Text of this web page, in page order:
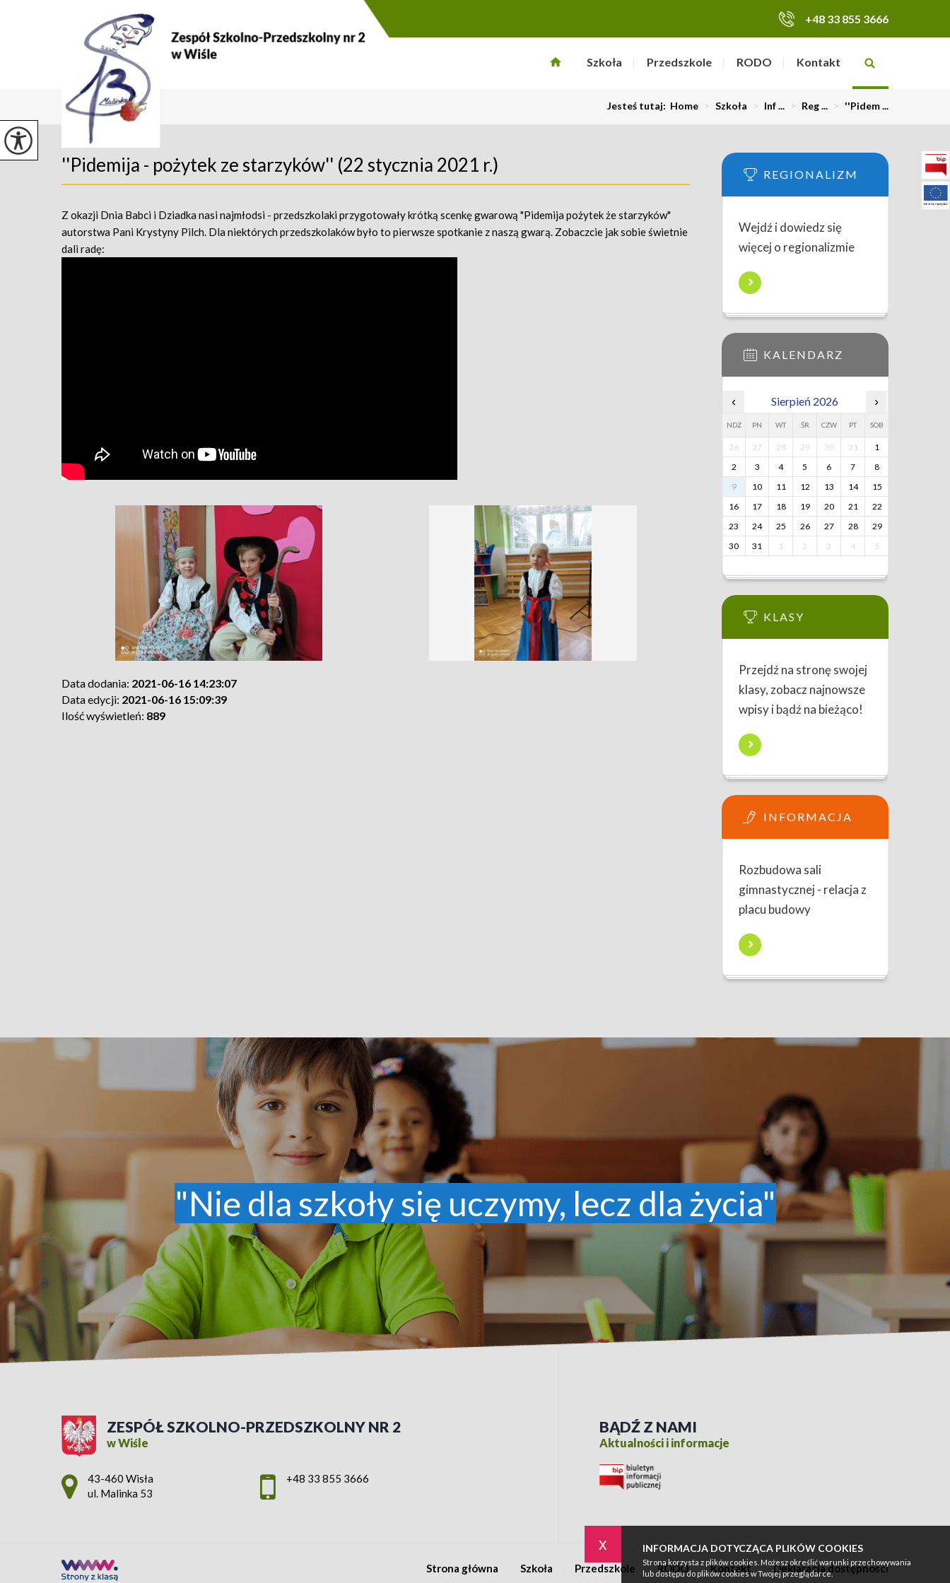
x INFORMACJA DOTYCZĄCA PLIKÓW COOKIES
Strona korzysta z plików cookies. Możesz określić warunki przechowywania
lub dostępu do plików cookies w Twojej przeglądarce.
+48 33 855 3666
Szkoła Przedszkole RODO Kontakt
Jesteś tutaj: Home > Szkoła > Inf ... > Reg ... > ''Pidem ...
''Pidemija - pożytek ze starzyków'' (22 stycznia 2021 r.)
Z okazji Dnia Babci i Dziadka nasi najmłodsi - przedszkolaki przygotowały krótką scenkę gwarową "Pidemija pożytek że starzyków"
autorstwa Pani Krystyny Pilch. Dla niektórych przedszkolaków było to pierwsze spotkanie z naszą gwarą. Zobaczcie jak sobie świetnie
dali radę:
Data dodania: 2021-06-16 14:23:07
Data edycji: 2021-06-16 15:09:39
Ilość wyświetleń: 889
REGIONALIZM
Wejdź i dowiedz się
więcej o regionalizmie
KALENDARZ
‹ Sierpień 2026 ›
NDZ PN WT ŚR CZW PT SOB
26 27 28 29 30 31
1
2
3 4 5 6 7
8
9
10 11 12 13 14
15
16
17 18 19 20 21
22
23
24 25 26 27 28
29
30
31 1 2 3 4 5
KLASY
Przejdź na stronę swojej
klasy, zobacz najnowsze
wpisy i bądź na bieżąco!
INFORMACJA
Rozbudowa sali
gimnastycznej - relacja z
placu budowy
"Nie dla szkoły się uczymy, lecz dla życia"
ZESPÓŁ SZKOLNO-PRZEDSZKOLNY NR 2
w Wiśle
Adres pocztowy:
43-460 Wisła
ul. Malinka 53
+48 33 855 3666
BĄDŹ Z NAMI
Aktualności i informacje
Strona główna Szkoła Przedszkole RODO Kontakt Deklaracja dostępności